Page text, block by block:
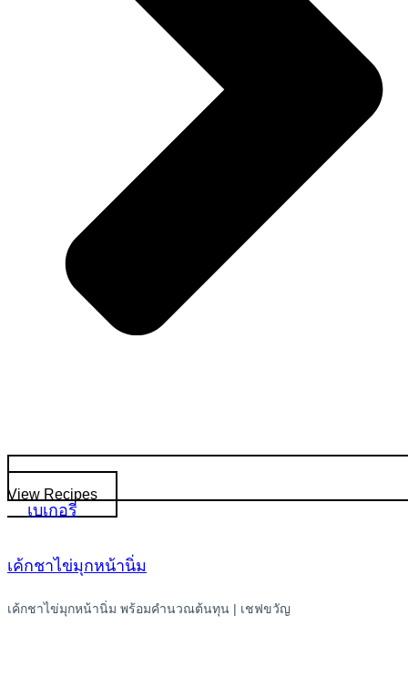
View Recipes
เบเกอรี
เค้กชาไข่มุกหน้านิ่ม
เค้กชาไข่มุกหน้านิ่ม พร้อมคำนวณต้นทุน | เชฟขวัญ